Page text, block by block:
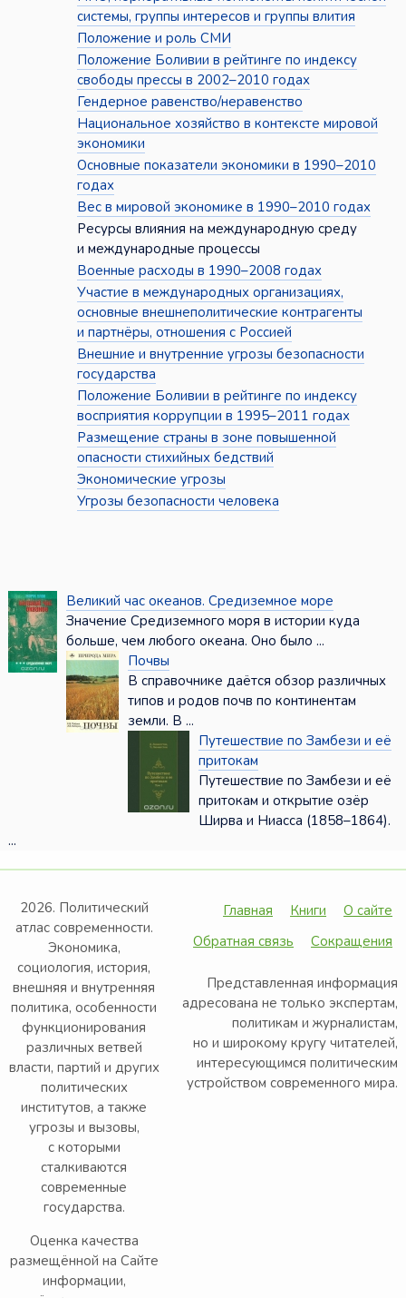
системы, группы интересов и группы влития
Положение и роль СМИ
Положение Боливии в рейтинге по индексу
свободы прессы в 2002–2010 годах
Гендерное равенство/неравенство
Национальное хозяйство в контексте мировой
экономики
Основные показатели экономики в 1990–2010
годах
Вес в мировой экономике в 1990–2010 годах
Ресурсы влияния на международную среду
и международные процессы
Военные расходы в 1990–2008 годах
Участие в международных организациях,
основные внешнеполитические контрагенты
и партнёры, отношения с Россией
Внешние и внутренние угрозы безопасности
государства
Положение Боливии в рейтинге по индексу
восприятия коррупции в 1995–2011 годах
Размещение страны в зоне повышенной
опасности стихийных бедствий
Экономические угрозы
Угрозы безопасности человека
Великий час океанов. Средиземное море
Значение Средиземного моря в истории куда
больше, чем любого океана. Оно было ...
Почвы
В справочнике даётся обзор различных
типов и родов почв по континентам
земли. В ...
Путешествие по Замбези и её
притокам
Путешествие по Замбези и её
притокам и открытие озёр
Ширва и Ниасса (1858–1864).
...
2026. Политический
атлас современности.
Экономика,
социология, история,
внешняя и внутренняя
политика, особенности
функционирования
различных ветвей
власти, партий и других
политических
институтов, а также
угрозы и вызовы,
с которыми
сталкиваются
современные
государства.
Оценка качества
размещённой на Сайте
информации,
Главная Книги
О сайте
Обратная связь
Сокращения
Представленная информация
адресована не только экспертам,
политикам и журналистам,
но и широкому кругу читателей,
интересующимся политическим
устройством современного мира.